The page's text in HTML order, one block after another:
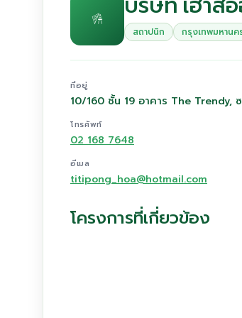
สถาปนิก กรุงเทพมหานค
ที่อยู่
10/160 ชั้น 19 อาคาร The Trendy,
โทรศัพท์
02 168 7648
อีเมล
titipong_hoa@hotmail.com
โครงการที่เกี่ยวข้อง